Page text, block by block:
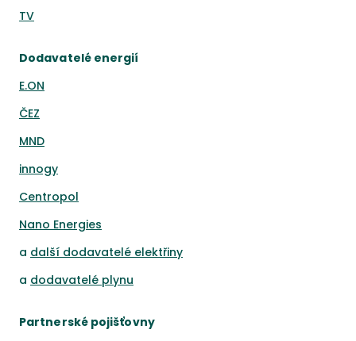
TV
Dodavatelé energií
E.ON
ČEZ
MND
innogy
Centropol
Nano Energies
a další dodavatelé elektřiny
a dodavatelé plynu
Partnerské pojišťovny